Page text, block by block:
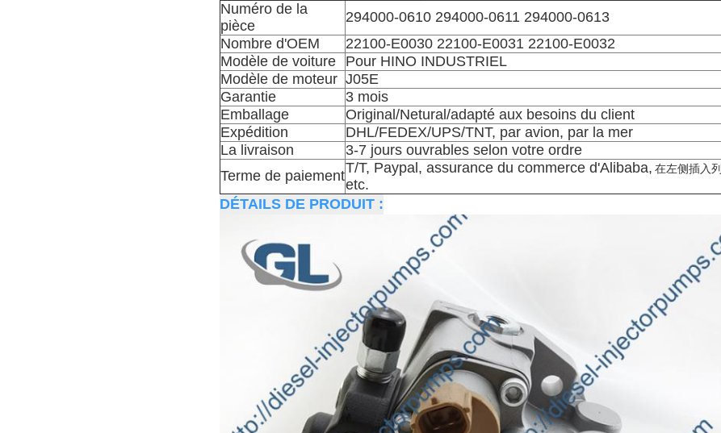
Numéro de la
pièce
294000-0610 294000-0611 294000-0613
Nombre d'OEM
22100-E0030 22100-E0031 22100-E0032
Modèle de voiture
Pour HINO INDUSTRIEL
Modèle de moteur J05E
Garantie
3 mois
Emballage
Original/Netural/adapté aux besoins du client
Expédition
DHL/FEDEX/UPS/TNT, par avion, par la mer
La livraison
3-7 jours ouvrables selon votre ordre
Terme de paiementT/T, Paypal, assurance du commerce d'Alibaba, 在左侧插入列
etc.
DÉTAILS DE PRODUIT :